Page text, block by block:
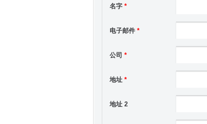
名字 *
电子邮件 *
公司 *
地址 *
地址 2